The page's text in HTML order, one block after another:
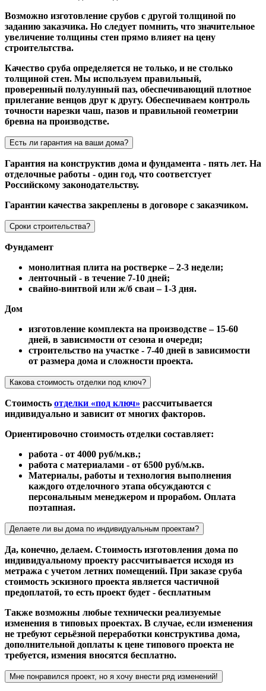
Возможно изготовление срубов с другой толщиной по
заданию заказчика. Но следует помнить, что значительное
увеличение толщины стен прямо влияет на цену
строительтства.
Качество сруба определяется не только, и не столько
толщиной стен. Мы используем правильный,
проверенный полулунный паз, обеспечивающий плотное
прилегание венцов друг к другу. Обеспечиваем контроль
точности нарезки чаш, пазов и правильной геометрии
бревна на производстве.
Есть ли гарантия на ваши дома?
Гарантия на конструктив дома и фундамента - пять лет. На
отделочные работы - один год, что соответстует
Российскому законодательству.
Гарантии качества закреплены в договоре с заказчиком.
Сроки строительства?
Фундамент
монолитная плита на ростверке – 2-3 недели;
ленточный - в течение 7-10 дней;
свайно-винтвой или ж/б сваи – 1-3 дня.
Дом
изготовление комплекта на производстве – 15-60
дней, в зависимости от сезона и очереди;
строительство на участке - 7-40 дней в зависимости
от размера дома и сложности проекта.
Какова стоимость отделки под ключ?
Стоимость отделки «под ключ» рассчитывается
индивидуально и зависит от многих факторов.
Ориентировочно стоимость отделки составляет:
работа - от 4000 руб/м.кв.;
работа с материалами - от 6500 руб/м.кв.
Материалы, работы и технология выполнения
каждого отделочного этапа обсуждаются с
персональным менеджером и прорабом. Оплата
поэтапная.
Делаете ли вы дома по индивидуальным проектам?
Да, конечно, делаем. Стоимость изготовления дома по
индивидуальному проекту рассчитывается исходя из
метража с учетом летних помещений. При заказе сруба
стоимость эскизного проекта является частичной
предоплатой, то есть проект будет - бесплатным
Также возможны любые технически реализуемые
изменения в типовых проектах. В случае, если изменения
не требуют серьёзной переработки конструктива дома,
дополнительной доплаты к цене типового проекта не
требуется, измения вносятся бесплатно.
Мне понравился проект, но я хочу внести ряд изменений!